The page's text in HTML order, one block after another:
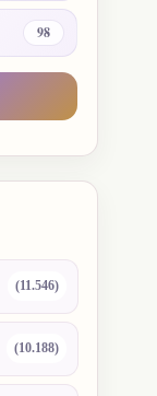
98
(11.546)
(10.188)